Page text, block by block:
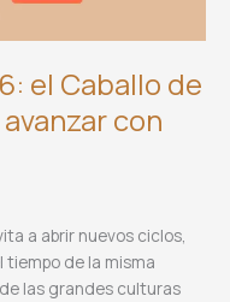
el Caballo de
con
a abrir nuevos ciclos,
de la misma
las grandes culturas